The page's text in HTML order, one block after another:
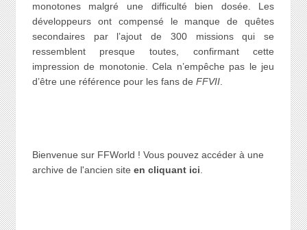
monotones malgré une difficulté bien dosée. Les
développeurs ont compensé le manque de quêtes
secondaires par l’ajout de 300 missions qui se
ressemblent presque toutes, confirmant cette
impression de monotonie. Cela n’empêche pas le jeu
d’être une référence pour les fans de FFVII.
Bienvenue sur FFWorld ! Vous pouvez accéder à une
archive de l'ancien site en cliquant ici.